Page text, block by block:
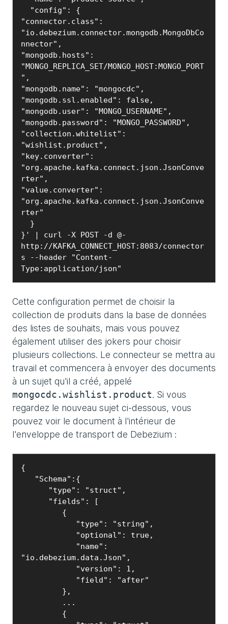
"connector.class":
"io.debezium.connector.mongodb.MongoDbCo
nnector",
"mongodb.hosts":
"MONGO_REPLICA_SET/MONGO_HOST:MONGO_PORT
",
"mongodb.name": "mongocdc",
"mongodb.ssl.enabled": false,
"mongodb.user": "MONGO_USERNAME",
"mongodb.password": "MONGO_PASSWORD",
"collection.whitelist":
"wishlist.product",
"key.converter":
"org.apache.kafka.connect.json.JsonConve
rter",
"value.converter":
"org.apache.kafka.connect.json.JsonConve
rter"
}' | curl -X POST -d @-
http://KAFKA_CONNECT_HOST:8083/connector
s --header "Content-
Cette configuration permet de choisir la
collection de produits dans la base de données
des listes de souhaits, mais vous pouvez
également utiliser des jokers pour choisir
plusieurs collections. Le connecteur se mettra au
travail et commencera à envoyer des documents
à un sujet qu'il a créé, appelé
mongocdc.wishlist.product. Si vous
regardez le nouveau sujet ci-dessous, vous
pouvez voir le document à l'intérieur de
l'enveloppe de transport de Debezium :
{
"io.debezium.data.Json",